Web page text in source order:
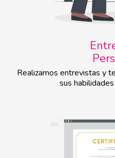
Realizamos entrevistas y
sus